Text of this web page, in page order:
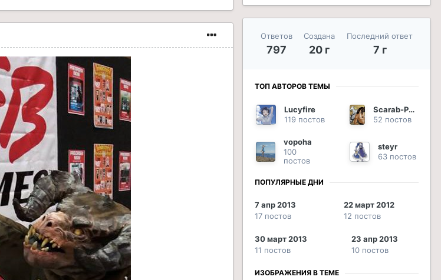
Ответов
797
Создана
20 г
Последний ответ
7 г
ТОП АВТОРОВ ТЕМЫ
Lucyfire
119 постов
Scarab-Phoenix
52 постов
vopoha
100
постов
steyr
63 постов
ПОПУЛЯРНЫЕ ДНИ
7 апр 2013
17 постов
22 март 2012
12 постов
30 март 2013
11 постов
23 апр 2013
10 постов
ИЗОБРАЖЕНИЯ В ТЕМЕ